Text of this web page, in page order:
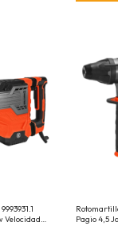
Velocidad
Pagio 4,5